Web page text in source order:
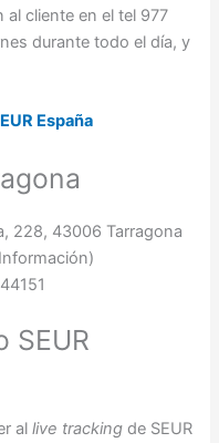
cliente en el tel 977
durante todo el día, y
España
228, 43006 Tarragona
SEUR
allive tracking de SEUR